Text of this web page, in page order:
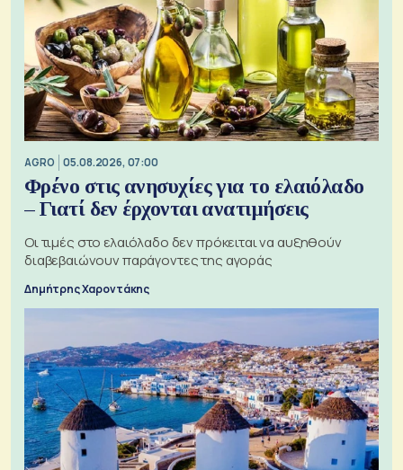
AGRO 05.08.2026, 07:00
Φρένο στις ανησυχίες για το ελαιόλαδο
– Γιατί δεν έρχονται ανατιμήσεις
Οι τιμές στο ελαιόλαδο δεν πρόκειται να αυξηθούν
διαβεβαιώνουν παράγοντες της αγοράς
Δημήτρης Χαροντάκης